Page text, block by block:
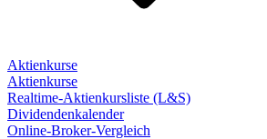
Aktienkurse
Aktienkurse
Realtime-Aktienkursliste (L&S)
Dividendenkalender
Online-Broker-Vergleich